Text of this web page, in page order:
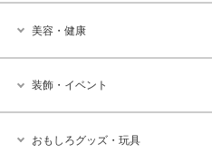
美容・健康
装飾・イベント
おもしろグッズ・玩具